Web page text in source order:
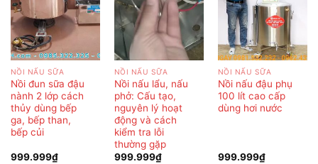
NỒI NẤU SỮA
Nồi đun sữa đậu
nành 2 lớp cách
thủy dùng bếp
ga, bếp than,
bếp củi
999.999₫
NỒI NẤU SỮA
Nồi nấu lẩu, nấu
phở: Cấu tạo,
nguyên lý hoạt
động và cách
kiểm tra lỗi
thường gặp
999.999₫
NỒI NẤU SỮA
Nồi nấu đậu phụ
100 lít cao cấp
dùng hơi nước
999.999₫